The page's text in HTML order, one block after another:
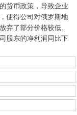
货币政策，导致企业
使得公司对俄罗斯地
弃了部分价格较低、
股东的净利润同比下